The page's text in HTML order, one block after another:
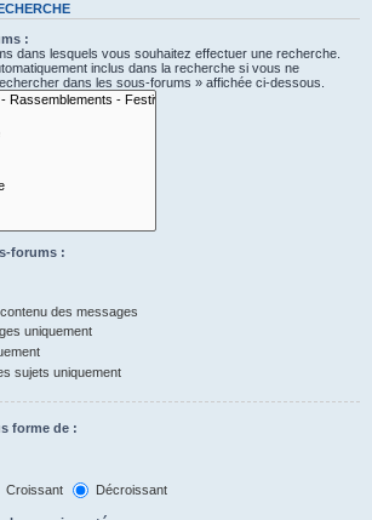
:
dans lesquels vous souhaitez effectuer une recherche.
inclus dans la recherche si vous ne
dans les sous-forums » affichée ci-dessous.
forums :
des messages
uniquement
sujets uniquement
forme de :
Croissant
Décroissant